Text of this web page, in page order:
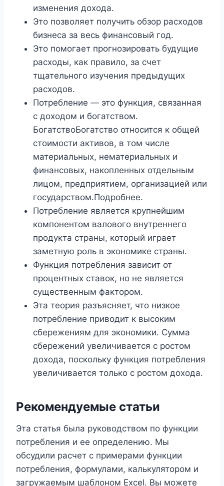
изменения дохода.
Это позволяет получить обзор расходов
бизнеса за весь финансовый год.
Это помогает прогнозировать будущие
расходы, как правило, за счет
тщательного изучения предыдущих
расходов.
Потребление — это функция, связанная
с доходом и богатством.
БогатствоБогатство относится к общей
стоимости активов, в том числе
материальных, нематериальных и
финансовых, накопленных отдельным
лицом, предприятием, организацией или
государством.Подробнее.
Потребление является крупнейшим
компонентом валового внутреннего
продукта страны, который играет
заметную роль в экономике страны.
Функция потребления зависит от
процентных ставок, но не является
существенным фактором.
Эта теория разъясняет, что низкое
потребление приводит к высоким
сбережениям для экономики. Сумма
сбережений увеличивается с ростом
дохода, поскольку функция потребления
увеличивается только с ростом дохода.
Рекомендуемые статьи
Эта статья была руководством по функции
потребления и ее определению. Мы
обсудили расчет с примерами функции
потребления, формулами, калькулятором и
загружаемым шаблоном Excel. Вы можете